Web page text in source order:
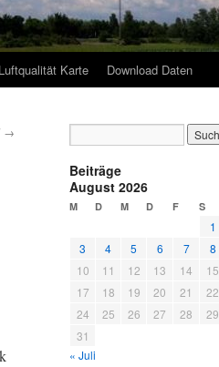
Luftqualität Karte Download Daten
→
Beiträge
August 2026
M D M D F S
1
3
4 5 6 7 8
10
11 12 13 14 15
17
18 19 20 21 22
24
25 26 27 28 29
31
« Juli